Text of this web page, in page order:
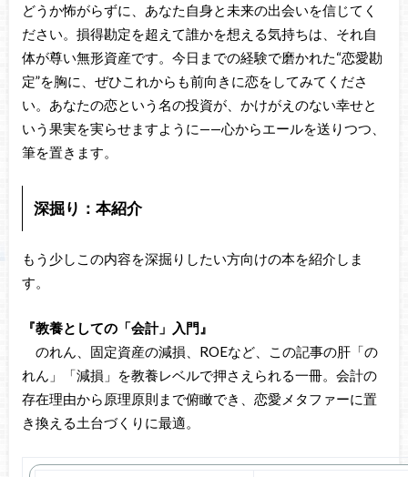
どうか怖がらずに、あなた自身と未来の出会いを信じてく
ださい。損得勘定を超えて誰かを想える気持ちは、それ自
体が尊い無形資産です。今日までの経験で磨かれた“恋愛勘
定”を胸に、ぜひこれからも前向きに恋をしてみてくださ
い。あなたの恋という名の投資が、かけがえのない幸せと
いう果実を実らせますように——心からエールを送りつつ、
筆を置きます。
深掘り：本紹介
もう少しこの内容を深掘りしたい方向けの本を紹介しま
す。
『教養としての「会計」入門』
のれん、固定資産の減損、ROEなど、この記事の肝「の
れん」「減損」を教養レベルで押さえられる一冊。会計の
存在理由から原理原則まで俯瞰でき、恋愛メタファーに置
き換える土台づくりに最適。